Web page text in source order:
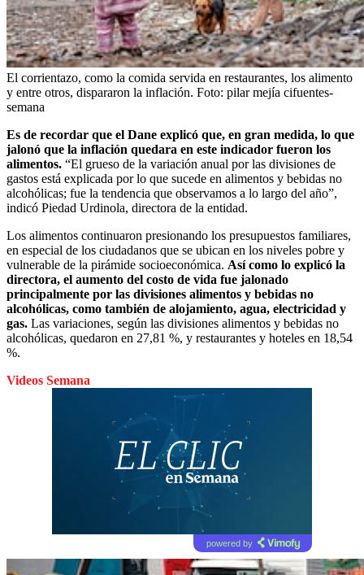
El corrientazo, como la comida servida en restaurantes, los alimento
y entre otros, dispararon la inflación. Foto: pilar mejía cifuentes-
semana
Es de recordar que el Dane explicó que, en gran medida, lo que
jalonó que la inflación quedara en este indicador fueron los
alimentos. “El grueso de la variación anual por las divisiones de
gastos está explicada por lo que sucede en alimentos y bebidas no
alcohólicas; fue la tendencia que observamos a lo largo del año”,
indicó Piedad Urdinola, directora de la entidad.
Los alimentos continuaron presionando los presupuestos familiares,
en especial de los ciudadanos que se ubican en los niveles pobre y
vulnerable de la pirámide socioeconómica. Así como lo explicó la
directora, el aumento del costo de vida fue jalonado
principalmente por las divisiones alimentos y bebidas no
alcohólicas, como también de alojamiento, agua, electricidad y
gas. Las variaciones, según las divisiones alimentos y bebidas no
alcohólicas, quedaron en 27,81 %, y restaurantes y hoteles en 18,54
%.
Videos Semana
powered by